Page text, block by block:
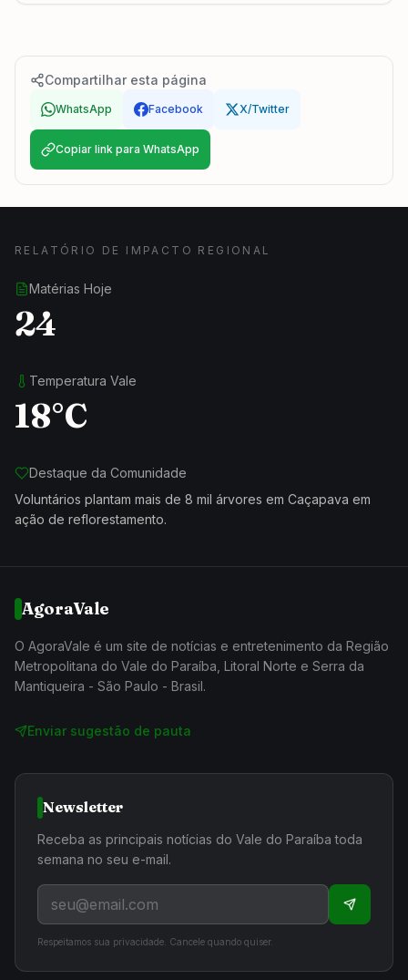
Compartilhar esta página
WhatsApp Facebook X/Twitter
Copiar link para WhatsApp
RELATÓRIO DE IMPACTO REGIONAL
Matérias Hoje
24
Temperatura Vale
18°C
Destaque da Comunidade
Voluntários plantam mais de 8 mil árvores em Caçapava em
ação de reflorestamento.
AgoraVale
O AgoraVale é um site de notícias e entretenimento da Região
Metropolitana do Vale do Paraíba, Litoral Norte e Serra da
Mantiqueira - São Paulo - Brasil.
Enviar sugestão de pauta
Newsletter
Receba as principais notícias do Vale do Paraíba toda
semana no seu e-mail.
Respeitamos sua privacidade. Cancele quando quiser.